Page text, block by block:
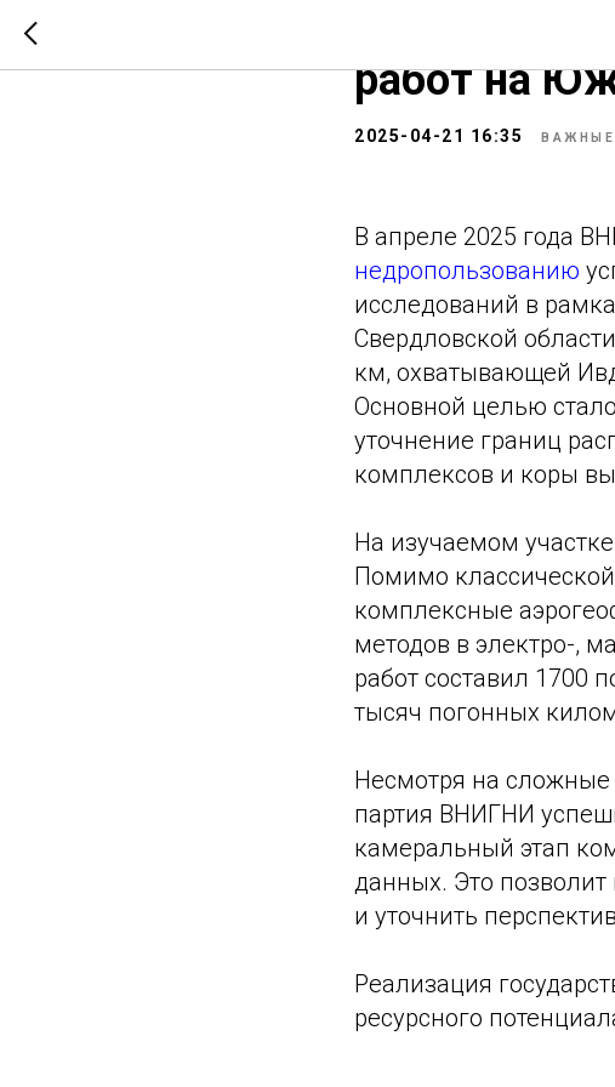
ФГБУ
работ на
2025-04-21 16:35
В апреле 2025 года
недропользованию
исследований в
Свердловской
км, охватывающей
Основной целью
уточнение границ
комплексов и коры
На изучаемом
Помимо
комплексные
методов в электро-,
работ составил 1700
тысяч погонных
Несмотря на сложные
партия ВНИГНИ
камеральный этап
данных. Это позволит
и уточнить
Реализация
ресурсного